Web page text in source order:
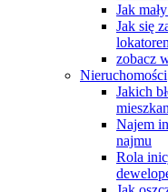
Jak
Jak się
zobacz
Nieruchomości
Jakich
Najem
najmu
Rola